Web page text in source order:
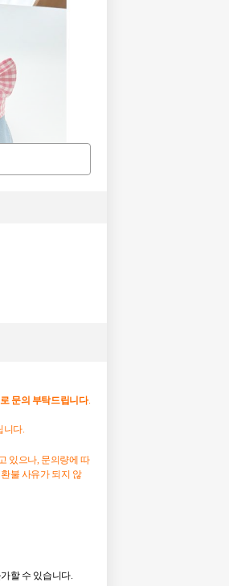
문의 부탁드립니다.
니다.
있으나, 문의량에 따
불 사유가 되지 않
할 수 있습니다.